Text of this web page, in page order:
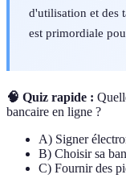
d'utilisation et des
est primordiale
🧠 Quiz rapide :
bancaire en ligne ?
A) Signer
B) Choisir sa
C) Fournir des